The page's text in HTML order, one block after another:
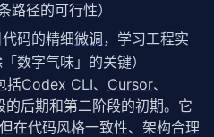
路径的可行性）
码的精细微调 ，学习工程实
数字气味」的关键）
Codex CLI、 Cursor、
后期和第二阶段的初期。它
在代码风格一致性、架构合理